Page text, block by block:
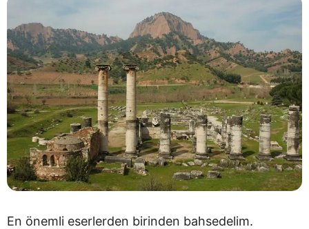
En önemli eserlerden birinden bahsedelim.